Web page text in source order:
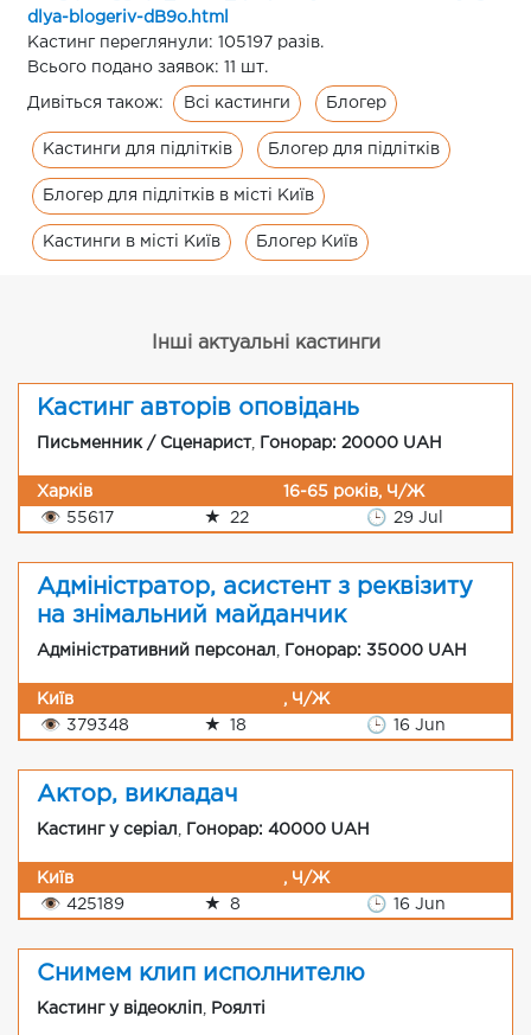
dlya-blogeriv-dB9o.html
Кастинг переглянули: 105197 разів.
Всього подано заявок: 11 шт.
Дивіться також: Всі кастинги Блогер
Кастинги для підлітків Блогер для підлітків
Блогер для підлітків в місті Київ
Кастинги в місті Київ Блогер Київ
Інші актуальні кастинги
Кастинг авторів оповідань
Письменник / Сценарист, Гонорар: 20000 UAH
Харків
16-65 років, Ч/Ж
👁 55617 ★ 22 🕒 29 Jul
Адміністратор, асистент з реквізиту
на знімальний майданчик
Адміністративний персонал Гонорар: 35000 UAH
Київ
, Ч/Ж
👁 379348 ★ 18 🕒 16 Jun
Актор, викладач
Кастинг у серіал Гонорар: 40000 UAH
Київ
, Ч/Ж
👁 425189 ★ 8 🕒 16 Jun
Снимем клип исполнителю
Кастинг у відеокліп Роялті